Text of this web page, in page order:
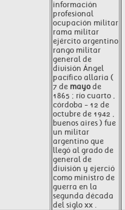
información
profesional
ocupación militar
rama militar
ejército argentino
rango militar
general de
división Ángel
pacífico allaria (
7 de mayode
1865 ; río cuarto ,
córdoba - 12 de
octubre de 1942 ,
buenos aires ) fue
un militar
argentino que
llegó al grado de
general de
división y ejerció
como ministro de
guerra en la
segunda década
del siglo xx .